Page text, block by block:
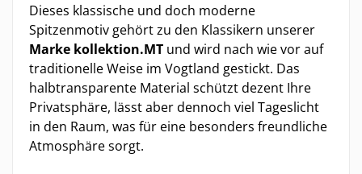
Dieses klassische und doch moderne
Spitzenmotiv gehört zu den Klassikern unserer
Marke kollektion.MT und wird nach wie vor auf
traditionelle Weise im Vogtland gestickt. Das
halbtransparente Material schützt dezent Ihre
Privatsphäre, lässt aber dennoch viel Tageslicht
in den Raum, was für eine besonders freundliche
Atmosphäre sorgt.